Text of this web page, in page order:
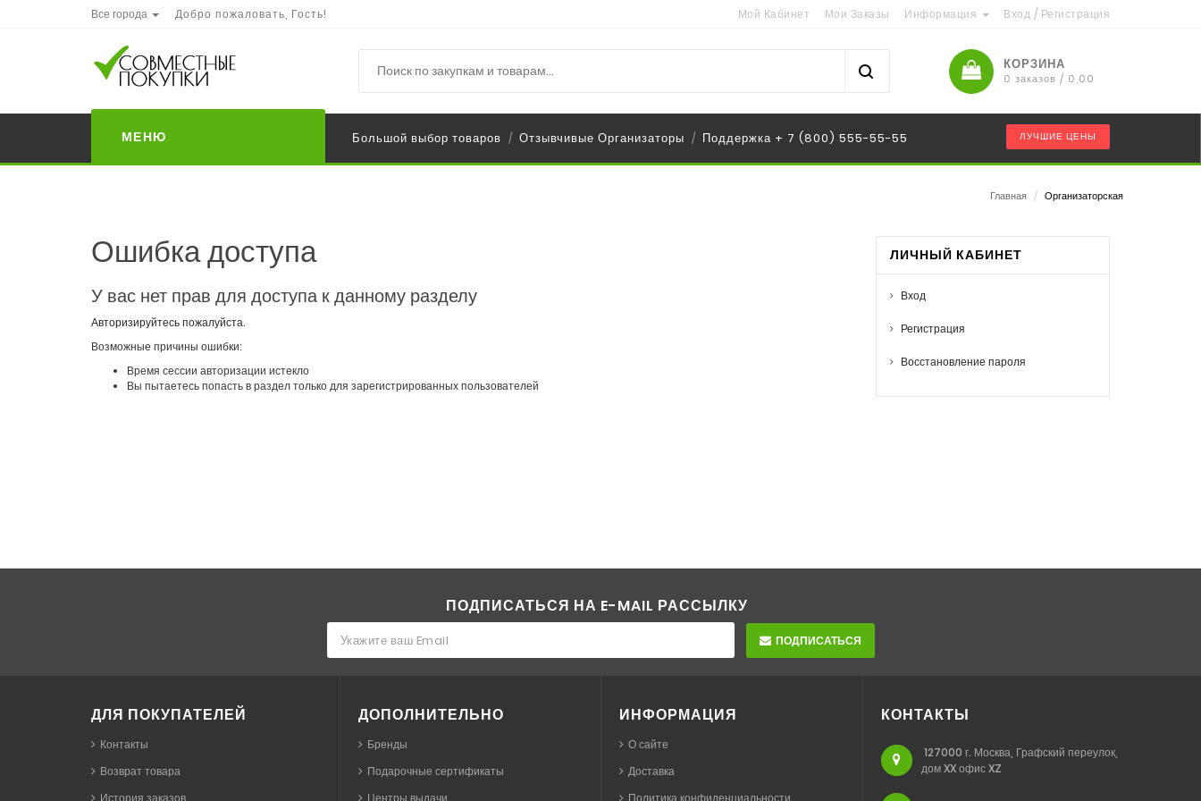
Все города Добро пожаловать, Гость! Мой Кабинет Мои Заказы Информация Вход / Регистрация
КОРЗИНА
0 заказов / 0,00
МЕНЮ Большой выбор товаров / Отзывчивые Организаторы / Поддержка + 7 (800) 555-55-55 ЛУЧШИЕ ЦЕНЫ
Главная / Организаторская
Ошибка доступа
У вас нет прав для доступа к данному разделу
Авторизируйтесь пожалуйста.
Возможные причины ошибки:
Время сессии авторизации истекло
Вы пытаетесь попасть в раздел только для зарегистрированных пользователей
ЛИЧНЫЙ КАБИНЕТ
Вход
Регистрация
Восстановление пароля
ПОДПИСАТЬСЯ НА E-MAIL РАССЫЛКУ
ПОДПИСАТЬСЯ
ДЛЯ ПОКУПАТЕЛЕЙ
Контакты
Возврат товара
История заказов
ДОПОЛНИТЕЛЬНО
Бренды
Подарочные сертификаты
Центры выдачи
ИНФОРМАЦИЯ
О сайте
Доставка
Политика конфиденциальности
КОНТАКТЫ
127000 г. Москва, Графский переулок,
дом XX офис XZ